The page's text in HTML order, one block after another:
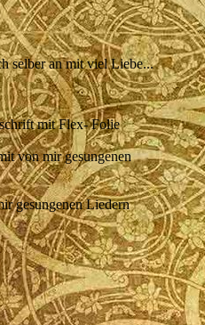
selber an mit viel Liebe...
mit Flex- Folie
von mir gesungenen
gesungenen Liedern